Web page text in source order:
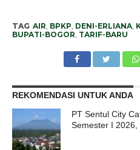
TAG AIR, BPKP, DENI-ERLIANA,
BUPATI-BOGOR, TARIF-BARU
REKOMENDASI UNTUK ANDA
PT Sentul City
Semester I